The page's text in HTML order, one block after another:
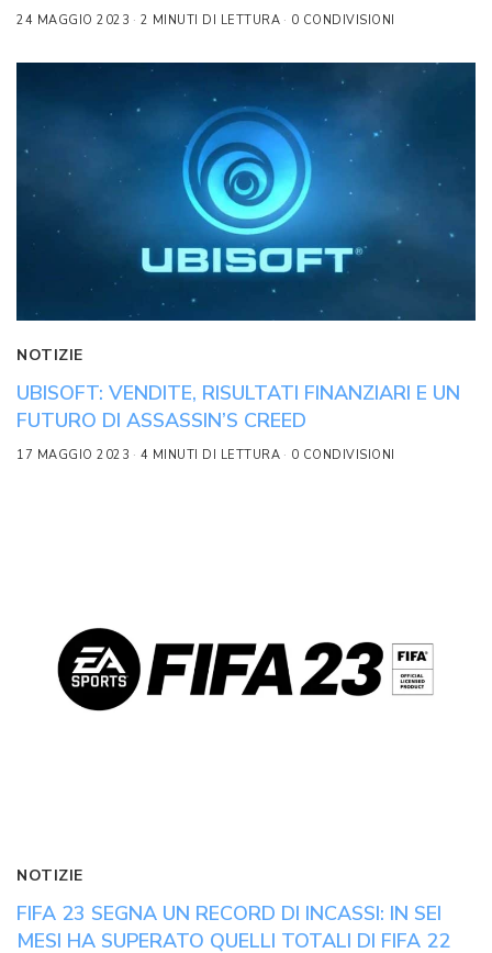
24 MAGGIO 2023 2 MINUTI DI LETTURA 0 CONDIVISIONI
NOTIZIE
UBISOFT: VENDITE, RISULTATI FINANZIARI E UN
FUTURO DI ASSASSIN’S CREED
17 MAGGIO 2023 4 MINUTI DI LETTURA 0 CONDIVISIONI
NOTIZIE
FIFA 23 SEGNA UN RECORD DI INCASSI: IN SEI
MESI HA SUPERATO QUELLI TOTALI DI FIFA 22